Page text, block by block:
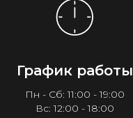
График работы
Пн - Сб: 11:00 - 19:00
Вс: 12:00 - 18:00